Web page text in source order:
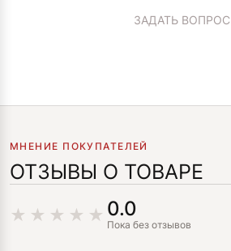
ЗАДАТЬ ВОПРОС
МНЕНИЕ ПОКУПАТЕЛЕЙ
ОТЗЫВЫ О ТОВАРЕ
0.0
Пока без отзывов